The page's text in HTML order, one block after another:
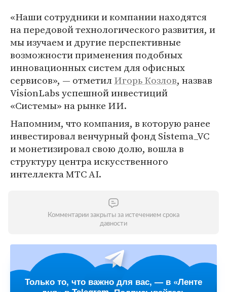
«Наши сотрудники и компании находятся
на передовой технологического развития, и
мы изучаем и другие перспективные
возможности применения подобных
инновационных систем для офисных
сервисов», — отметилИгорь Козлов, назвав
VisionLabs успешной инвестиций
«Системы» на рынке ИИ.
Напомним, что компания, в которую ранее
инвестировал венчурный фонд Sistema_VC
и монетизировал свою долю, вошла в
структуру центра искусственного
интеллекта МТС AI.
Комментарии закрыты за истечением срока
давности
Только то, что важно для вас, — в «Ленте